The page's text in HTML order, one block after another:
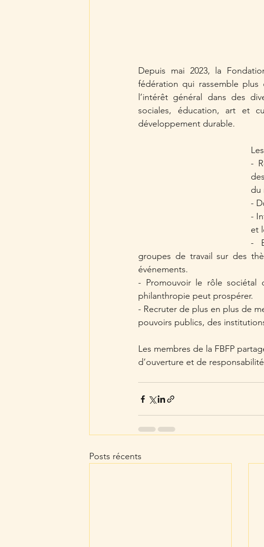
Depuis mai 2023, la
fédération qui rassemble
l’intérêt général dans des
sociales, éducation, art et
développement durable.
-
du
-
-
et
-
groupes de travail sur des
événements.
- Promouvoir le rôle sociétal
philanthropie peut prospérer.
- Recruter de plus en plus de
pouvoirs publics, des
Les membres de la FBFP
d’ouverture et de
Posts récents